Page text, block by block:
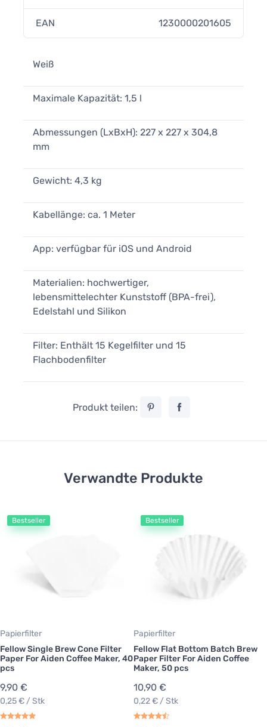
EAN 1230000201605
Weiß
Maximale Kapazität: 1,5 l
Abmessungen (LxBxH): 227 x 227 x 304,8
mm
Gewicht: 4,3 kg
Kabellänge: ca. 1 Meter
App: verfügbar für iOS und Android
Materialien: hochwertiger,
lebensmittelechter Kunststoff (BPA-frei),
Edelstahl und Silikon
Filter: Enthält 15 Kegelfilter und 15
Flachbodenfilter
Produkt teilen:
Verwandte Produkte
Bestseller
Papierfilter
Fellow Single Brew Cone Filter
Paper For Aiden Coffee Maker, 40
pcs
9,90 €
0,25 € / Stk
Bestseller
Papierfilter
Fellow Flat Bottom Batch Brew
Paper Filter For Aiden Coffee
Maker, 50 pcs
10,90 €
0,22 € / Stk